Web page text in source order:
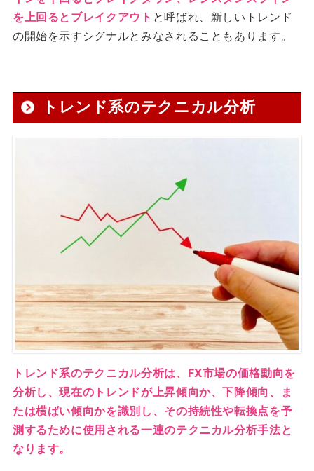
を上回るとブレイクアウト と呼ばれ、新しいトレンド
の開始を示すシグナルとみなされることもあります。
トレンド系のテクニカル分析
トレンド系のテクニカル分析は、FX市場の価格動向を
分析し、現在のトレンドが上昇傾向か、下降傾向、ま
たは横ばい傾向かを識別し、その持続性や転換点を予
測するために使用される一連のテクニカル分析手法と
なります。